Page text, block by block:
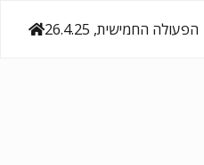
הפעולה החמישית, 26.4.25